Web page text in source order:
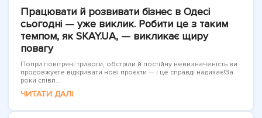
Працювати й розвивати бізнес в Одесі
сьогодні — уже виклик. Робити це з таким
темпом, як SKAY.UA, — викликає щиру
повагу
Попри повітряні тривоги, обстріли й постійну невизначеність ви
продовжуєте відкривати нові проєкти — і це справді надихає!За
роки співп...
ЧИТАТИ ДАЛІ